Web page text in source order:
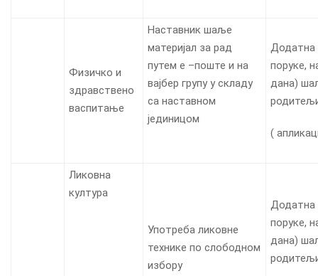
Физичко и
здравствено
васпитање
Наставник шаље
материјал за рад
путем е –поште и на
вајбер групу у складу
са наставном
јединицом
Додатна
поруке,
дана)
(
Ликовна
култура
Употреба ликовне
технике по слободном
избору
Додатна
поруке,
дана)